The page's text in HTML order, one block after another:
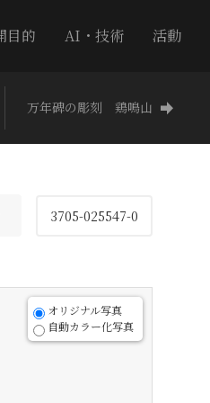
目的 AI・技術 活動
万年碑の彫刻 鶏鳴山
3705-025547-0
オリジナル写真
自動カラー化写真